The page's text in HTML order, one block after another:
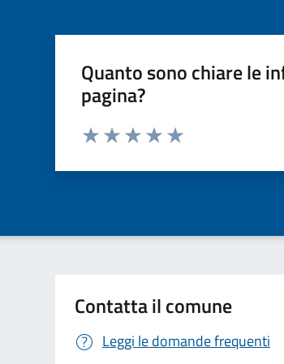
Quanto sono chiare le
pagina?
Valuta da 1 a 5 stelle la pagina
Contatta il comune
Leggi le domande frequenti